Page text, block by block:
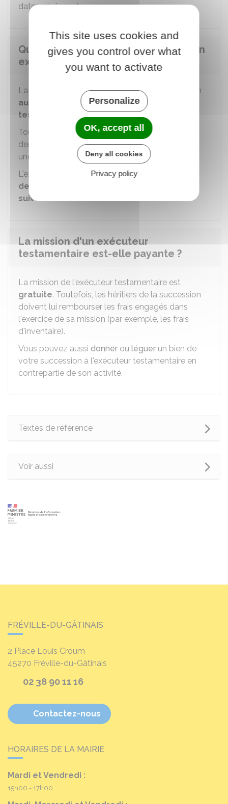
datez et signez).
Quelle est la durée de la mission d'un
exécuteur testamentaire ?
La mission de l'exécuteur testamentaire prend fin
au plus tard 2 ans après l'ouverture du
testament
Toutefois, l'exécuteur testamentaire peut
demander au juge de prolonger sa mission pour
une durée maximum d'1 an.
L'exécuteur testamentaire doitrendre compte
de son activité
suivant la fin de sa mission
La mission d'un exécuteur
testamentaire est-elle payante ?
La mission de l'exécuteur testamentaire est
gratuite. Toutefois, les héritiers de la succession
doivent lui rembourser les frais engagés dans
l'exercice de sa mission (par exemple, les frais
d'inventaire).
Vous pouvez aussi donner ou léguer un bien de
votre succession à l'exécuteur testamentaire en
contrepartie de son activité.
Textes de référence
Voir aussi
FRÉVILLE-DU-GÂTINAIS
2 Place Louis Croum
45270 Fréville-du-Gâtinais
02 38 90 11 16
Contactez-nous
HORAIRES DE LA MAIRIE
Mardi et Vendredi :
15h00 - 17h00
This site uses cookies and
gives you control over what
you want to activate
Personalize
OK, accept all
Deny all cookies
Privacy policy